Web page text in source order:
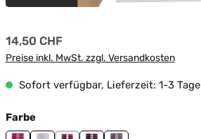
Regulärer Preis:
14,50 CHF
Preise inkl. MwSt. zzgl. Versandkosten
Sofort verfügbar, Lieferzeit: 1-3 Tage
Farbeauswählen